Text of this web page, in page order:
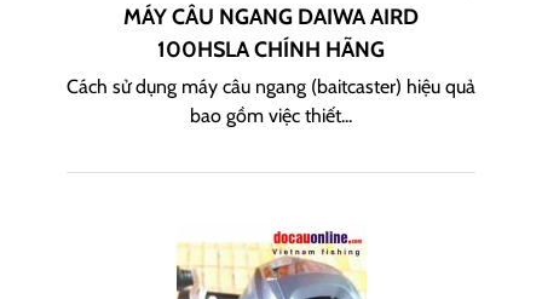
MÁY CÂU NGANG DAIWA AIRD
100HSLA CHÍNH HÃNG
Cách sử dụng máy câu ngang (baitcaster) hiệu quả
bao gồm việc thiết...